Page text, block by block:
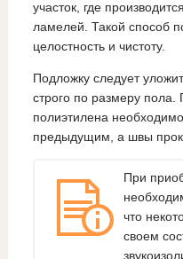
участок, где
ламелей. Такой способ
целостность и чистоту.
Подложку следует
строго по размеру пола.
полиэтилена
предыдущим, а швы
При
что
своем